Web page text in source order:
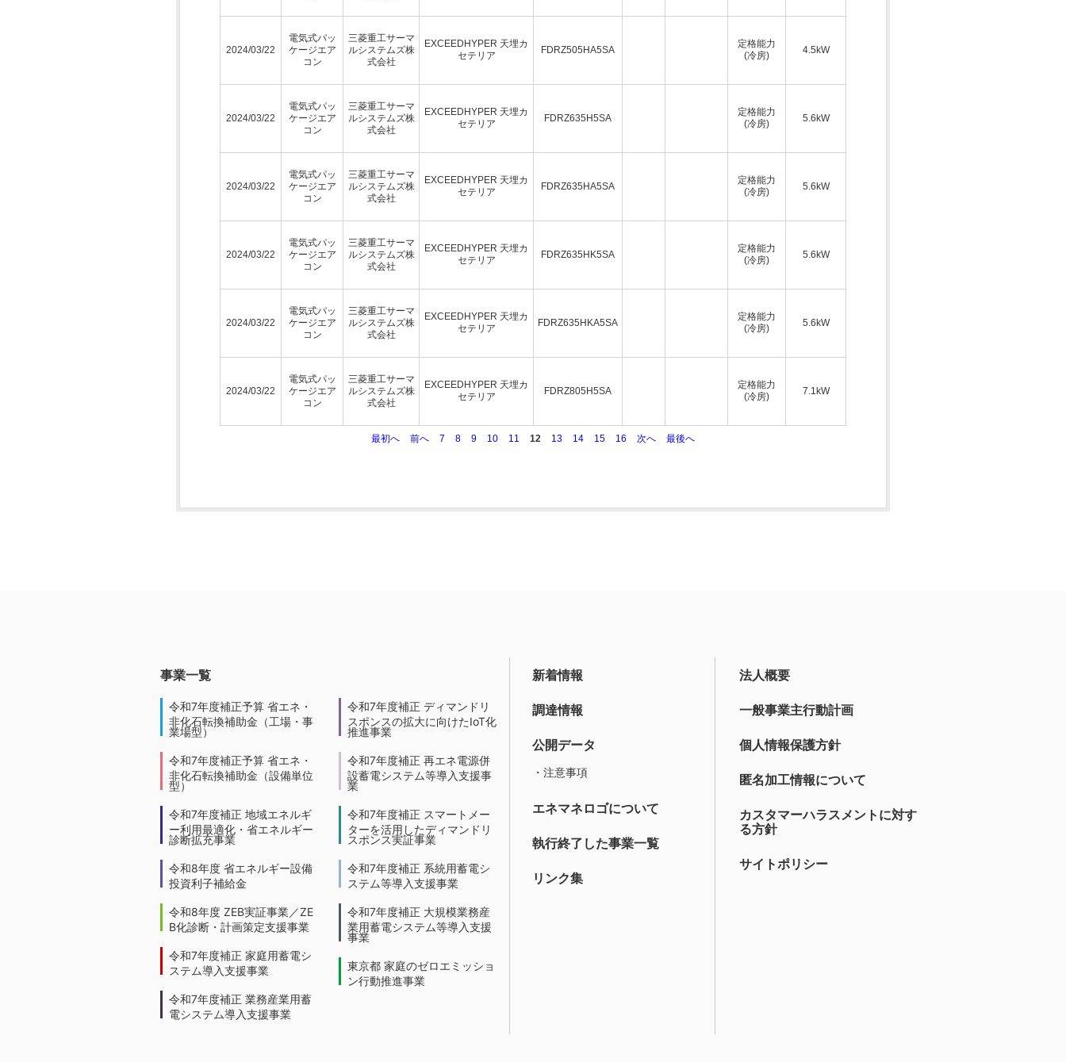
2024/03/22
電気式パッ
ケージエア
コン
三菱重工サーマ
ルシステムズ株
式会社
EXCEEDHYPER 天埋カ
セテリア
FDRZ505HA5SA
定格能力
(冷房)
4.5kW
2024/03/22
電気式パッ
ケージエア
コン
三菱重工サーマ
ルシステムズ株
式会社
EXCEEDHYPER 天埋カ
セテリア
FDRZ635H5SA
定格能力
(冷房)
5.6kW
2024/03/22
電気式パッ
ケージエア
コン
三菱重工サーマ
ルシステムズ株
式会社
EXCEEDHYPER 天埋カ
セテリア
FDRZ635HA5SA
定格能力
(冷房)
5.6kW
2024/03/22
電気式パッ
ケージエア
コン
三菱重工サーマ
ルシステムズ株
式会社
EXCEEDHYPER 天埋カ
セテリア
FDRZ635HK5SA
定格能力
(冷房)
5.6kW
2024/03/22
電気式パッ
ケージエア
コン
三菱重工サーマ
ルシステムズ株
式会社
EXCEEDHYPER 天埋カ
セテリア
FDRZ635HKA5SA
定格能力
(冷房)
5.6kW
2024/03/22
電気式パッ
ケージエア
コン
三菱重工サーマ
ルシステムズ株
式会社
EXCEEDHYPER 天埋カ
セテリア
FDRZ805H5SA
定格能力
(冷房)
7.1kW
最初へ 前へ 7 8 9 10 11 12 13 14 15 16 次へ 最後へ
事業一覧
令和7年度補正予算 省エネ・
非化石転換補助金（工場・事
業場型）
令和7年度補正予算 省エネ・
非化石転換補助金（設備単位
型）
令和7年度補正 地域エネルギ
ー利用最適化・省エネルギー
診断拡充事業
令和8年度 省エネルギー設備
投資利子補給金
令和8年度 ZEB実証事業／ZE
B化診断・計画策定支援事業
令和7年度補正 家庭用蓄電シ
ステム導入支援事業
令和7年度補正 業務産業用蓄
電システム導入支援事業
令和7年度補正 ディマンドリ
スポンスの拡大に向けたIoT化
推進事業
令和7年度補正 再エネ電源併
設蓄電システム等導入支援事
業
令和7年度補正 スマートメー
ターを活用したディマンドリ
スポンス実証事業
令和7年度補正 系統用蓄電シ
ステム等導入支援事業
令和7年度補正 大規模業務産
業用蓄電システム等導入支援
事業
東京都 家庭のゼロエミッショ
ン行動推進事業
新着情報
調達情報
公開データ
・注意事項
エネマネロゴについて
執行終了した事業一覧
リンク集
法人概要
一般事業主行動計画
個人情報保護方針
匿名加工情報について
カスタマーハラスメントに対す
る方針
サイトポリシー